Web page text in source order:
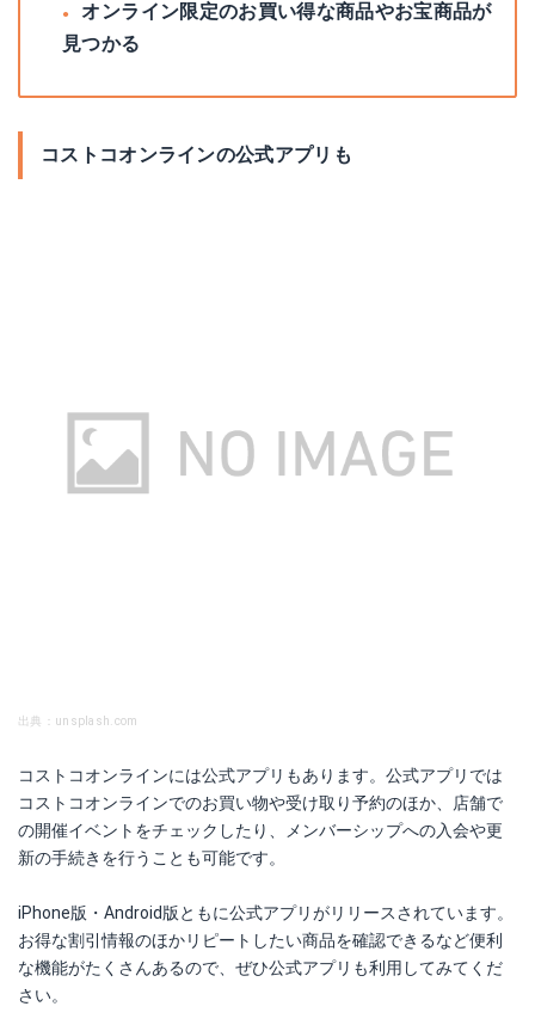
オンライン限定のお買い得な商品やお宝商品が
見つかる
コストコオンラインの公式アプリも
出典：unsplash.com
コストコオンラインには公式アプリもあります。公式アプリでは
コストコオンラインでのお買い物や受け取り予約のほか、店舗で
の開催イベントをチェックしたり、メンバーシップへの入会や更
新の手続きを行うことも可能です。
iPhone版・Android版ともに公式アプリがリリースされています。
お得な割引情報のほかリピートしたい商品を確認できるなど便利
な機能がたくさんあるので、ぜひ公式アプリも利用してみてくだ
さい。